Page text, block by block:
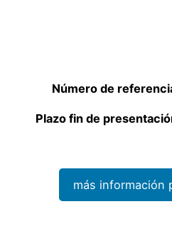
Número de
Plazo fin de
más información